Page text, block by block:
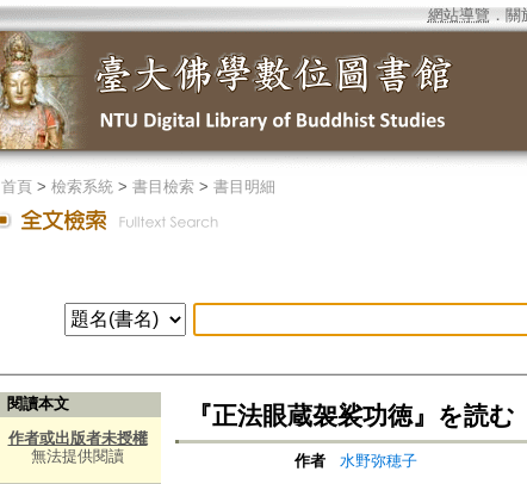
網站導覽 ． 關
首頁> 檢索系統> 書目檢索> 書目明細
閱讀本文
作者或出版者未授權
無法提供閱讀
『正法眼蔵袈裟功徳』を読む
作者
水野弥穂子